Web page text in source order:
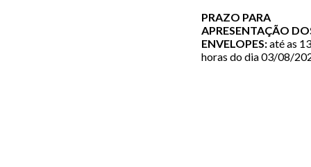
PRAZO PARA
APRESENTAÇÃO
ENVELOPES:até as
horas do dia 03/08/